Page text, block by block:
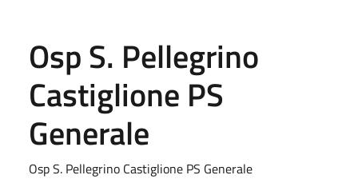
Osp S. Pellegrino
Castiglione PS
Generale
Osp S. Pellegrino Castiglione PS Generale